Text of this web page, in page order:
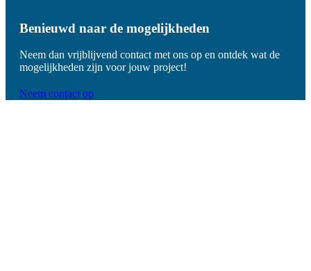
Benieuwd naar de mogelijkheden
Neem dan vrijblijvend contact met ons op en ontdek wat de
mogelijkheden zijn voor jouw project!
Neem contact op